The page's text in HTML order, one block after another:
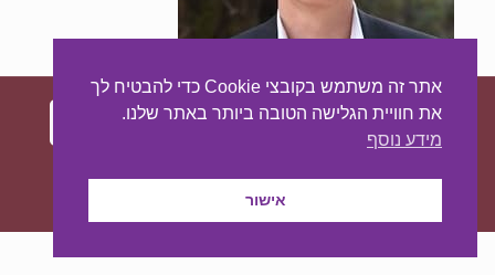
באינטרנט
אתר זה משתמש בקובצי Cookie כדי להבטיח לך
את חוויית הגלישה הטובה ביותר באתר שלנו.
מידע נוסף
אישור